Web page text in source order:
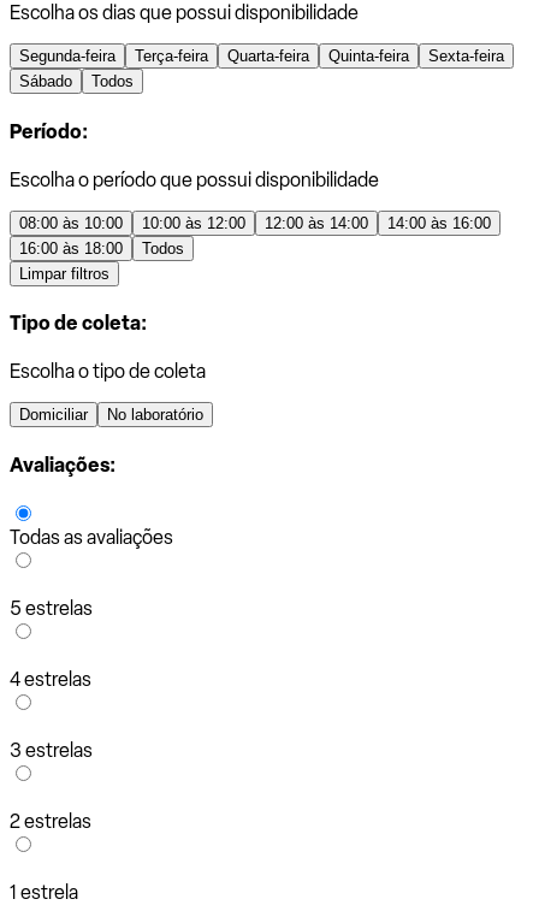
Escolha os dias que possui disponibilidade
Segunda-feira Terça-feira Quarta-feira Quinta-feira
Sexta-feira
Sábado
Todos
Período:
Escolha o período que possui disponibilidade
08:00 às 10:00 10:00 às 12:00 12:00 às 14:00
14:00 às 16:00
16:00 às 18:00
Todos
Limpar filtros
Tipo de coleta:
Escolha o tipo de coleta
Domiciliar No laboratório
Avaliações:
Todas as avaliações
5 estrelas
4 estrelas
3 estrelas
2 estrelas
1 estrela